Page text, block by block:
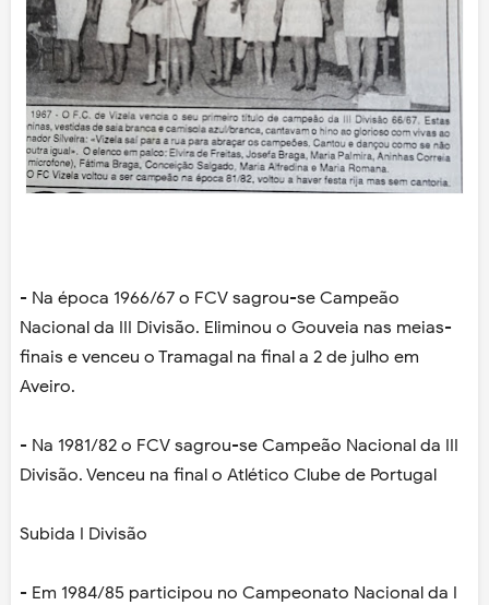
- Na época 1966/67 o FCV sagrou-se Campeão
Nacional da III Divisão. Eliminou o Gouveia nas meias-
finais e venceu o Tramagal na final a 2 de julho em
Aveiro.
- Na 1981/82 o FCV sagrou-se Campeão Nacional da III
Divisão. Venceu na final o Atlético Clube de Portugal
Subida I Divisão
- Em 1984/85 participou no Campeonato Nacional da I